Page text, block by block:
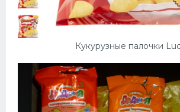
Кукурузные палочки